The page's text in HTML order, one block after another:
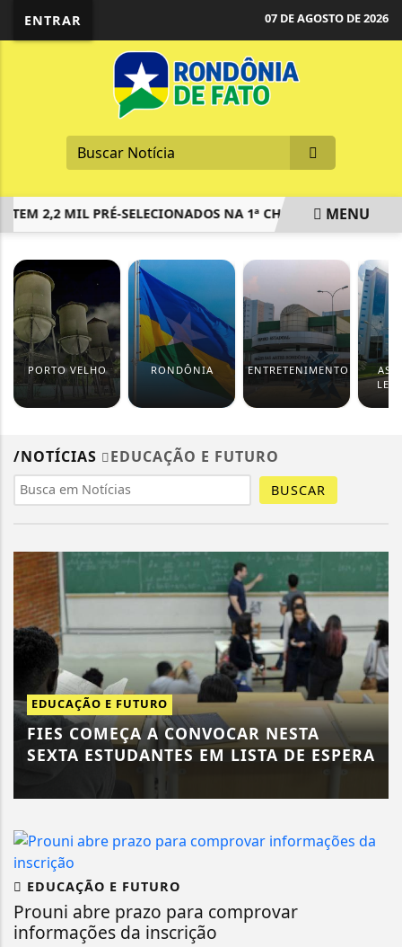
ENTRAR 07 DE AGOSTO DE 2026
2,2 MIL PRÉ-SELECIONADOS NA 1ª CHAMADA DOMENU
PORTO VELHO RONDÔNIA ENTRETENIMENTO
/NOTÍCIAS EDUCAÇÃO E FUTURO
BUSCAR
EDUCAÇÃO E FUTURO
FIES COMEÇA A CONVOCAR NESTA
SEXTA ESTUDANTES EM LISTA DE ESPERA
EDUCAÇÃO E FUTURO
Prouni abre prazo para comprovar
informações da inscrição